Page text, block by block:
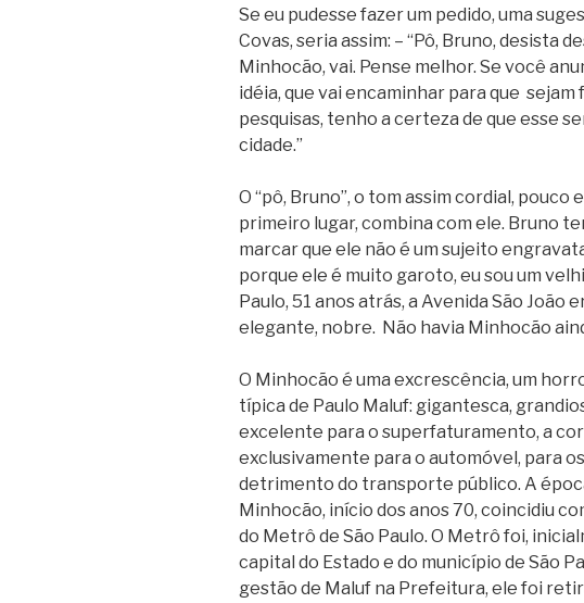
Se eu pudesse fazer um pedido, uma
Covas, seria assim: – “Pô, Bruno, desista
Minhocão, vai. Pense melhor. Se você
idéia, que vai encaminhar para que sejam
pesquisas, tenho a certeza de que esse
cidade.”
O “pô, Bruno”, o tom assim cordial, pouco
primeiro lugar, combina com ele. Bruno
marcar que ele não é um sujeito
porque ele é muito garoto, eu sou um
Paulo, 51 anos atrás, a Avenida São João
elegante, nobre. Não havia Minhocão
O Minhocão é uma excrescência, um
típica de Paulo Maluf: gigantesca,
excelente para o superfaturamento, a
exclusivamente para o automóvel, para
detrimento do transporte público. A
Minhocão, início dos anos 70, coincidiu
do Metrô de São Paulo. O Metrô foi,
capital do Estado e do município de São
gestão de Maluf na Prefeitura, ele foi